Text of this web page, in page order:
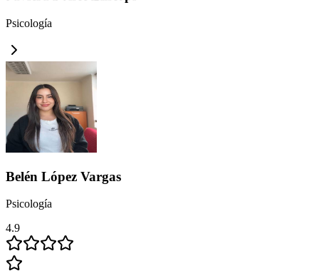
Psicología
Belén López Vargas
Psicología
4.9